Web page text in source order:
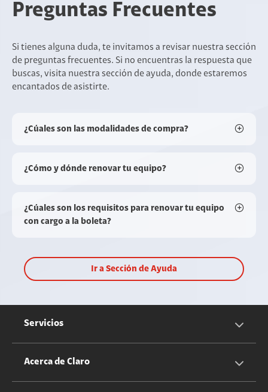
Preguntas Frecuentes
Si tienes alguna duda, te invitamos a revisar nuestra sección
de preguntas frecuentes. Si no encuentras la respuesta que
buscas, visita nuestra sección de ayuda, donde estaremos
encantados de asistirte.
¿Cúales son las modalidades de compra?
¿Cómo y dónde renovar tu equipo?
¿Cúales son los requisitos para renovar tu equipo
con cargo a la boleta?
Ir a Sección de Ayuda
Servicios
Servicios Móviles
Acerca de Claro